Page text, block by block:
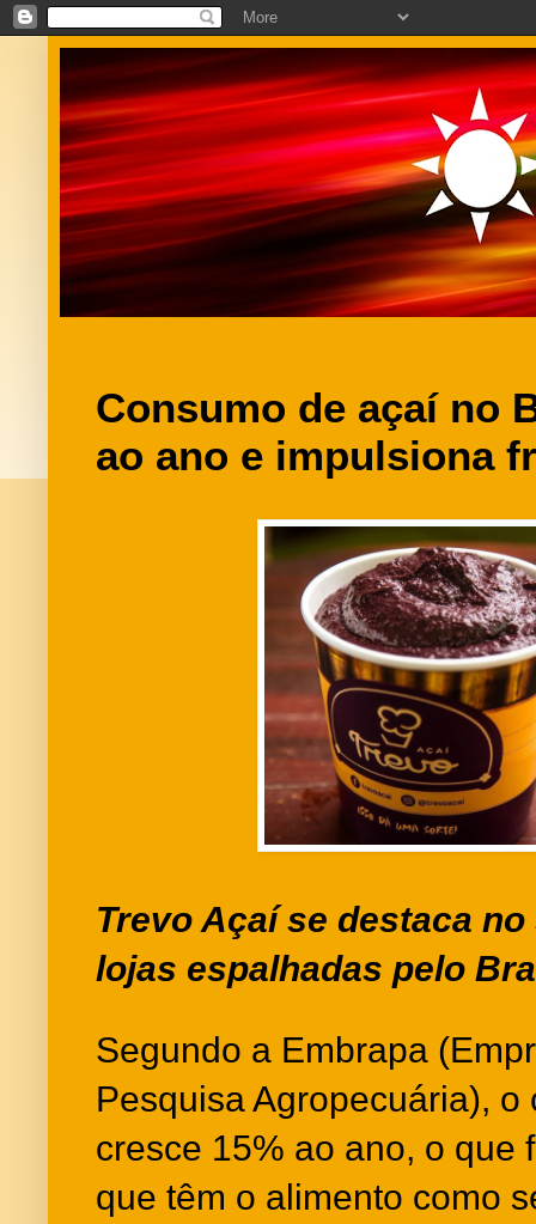
Consumo de açaí no
ao ano e impulsiona
Trevo Açaí se destaca
lojas espalhadas pelo
Segundo a Embrapa
Pesquisa Agropecuária),
cresce 15% ao ano, o que
que têm o alimento como